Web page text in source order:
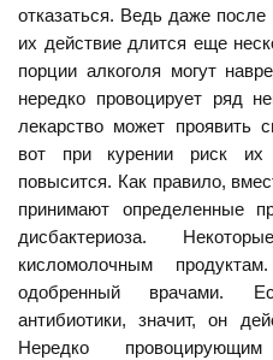
отказаться. Ведь даже
их действие длится еще
порции алкоголя могут
нередко провоцирует ряд
лекарство может проявить
вот при курении риск их
повысится. Как правило,
принимают определенные
дисбактериоза.
кисломолочным
одобренный врачами.
антибиотики, значит, он
Нередко